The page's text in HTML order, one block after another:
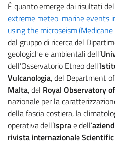
È quanto emerge dai risultati
extreme meteo-marine events
using the microseism
dal gruppo di ricerca del
geologiche e ambientali dell’
dell’Osservatorio Etneo dell’
Vulcanologia, del Department
Malta, del Royal Observatory
nazionale per la
della fascia costiera, la
operativa dell’Isprae dell’
rivista internazionale